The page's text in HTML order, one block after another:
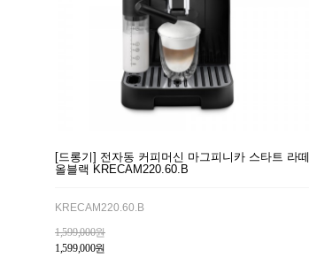
[드롱기] 전자동 커피머신 마그피니카 스타트 라떼
올블랙 KRECAM220.60.B
KRECAM220.60.B
1,599,000원
1,599,000원